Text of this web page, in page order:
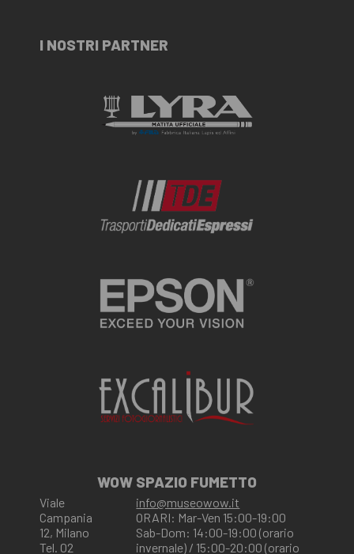
I NOSTRI PARTNER
WOW SPAZIO FUMETTO
Viale
Campania
12, Milano
Tel. 02
info@museowow.it
ORARI: Mar-Ven 15:00-19:00
Sab-Dom: 14:00-19:00 (orario
invernale) / 15:00-20:00 (orario